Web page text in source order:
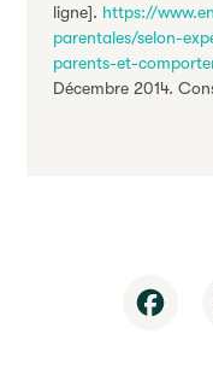
ligne]. https://
parentales/selon-
parents-et-
Décembre 2014.